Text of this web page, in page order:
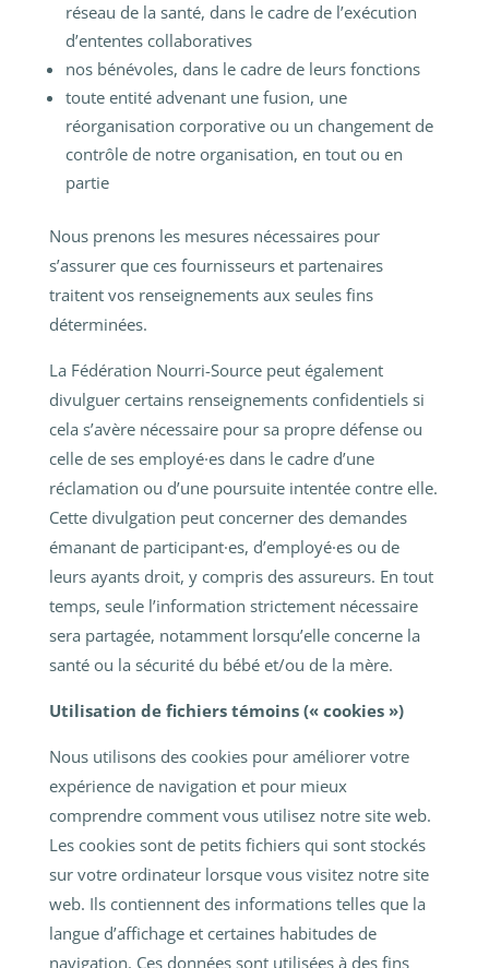
réseau de la santé, dans le cadre de l’exécution
d’ententes collaboratives
nos bénévoles, dans le cadre de leurs fonctions
toute entité advenant une fusion, une
réorganisation corporative ou un changement de
contrôle de notre organisation, en tout ou en
partie
Nous prenons les mesures nécessaires pour
s’assurer que ces fournisseurs et partenaires
traitent vos renseignements aux seules fins
déterminées.
La Fédération Nourri-Source peut également
divulguer certains renseignements confidentiels si
cela s’avère nécessaire pour sa propre défense ou
celle de ses employé·es dans le cadre d’une
réclamation ou d’une poursuite intentée contre elle.
Cette divulgation peut concerner des demandes
émanant de participant·es, d’employé·es ou de
leurs ayants droit, y compris des assureurs. En tout
temps, seule l’information strictement nécessaire
sera partagée, notamment lorsqu’elle concerne la
santé ou la sécurité du bébé et/ou de la mère.
Utilisation de fichiers témoins (« cookies »)
Nous utilisons des cookies pour améliorer votre
expérience de navigation et pour mieux
comprendre comment vous utilisez notre site web.
Les cookies sont de petits fichiers qui sont stockés
sur votre ordinateur lorsque vous visitez notre site
web. Ils contiennent des informations telles que la
langue d’affichage et certaines habitudes de
navigation. Ces données sont utilisées à des fins